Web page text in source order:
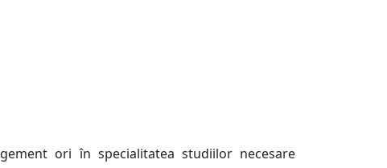
ori în specialitatea studiilor necesare